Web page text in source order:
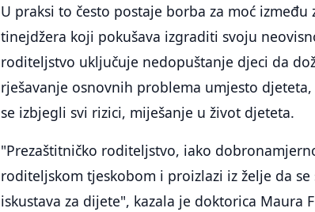
U praksi to često postaje borba za moć
tinejdžera koji pokušava izgraditi svoju
roditeljstvo uključuje nedopuštanje djeci da
rješavanje osnovnih problema umjesto
se izbjegli svi rizici, miješanje u život djeteta.
"Prezaštitničko roditeljstvo, iako
roditeljskom tjeskobom i proizlazi iz želje da
iskustava za dijete", kazala je doktorica Maura